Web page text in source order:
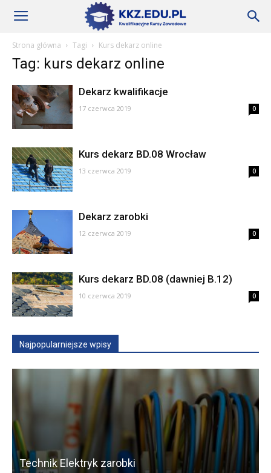
Szkoły
KKZ
Aktualności
Strona główna Tagi Kurs dekarz online
Tag: kurs dekarz online
Dekarz kwalifikacje
17 czerwca 2019 0
Kurs dekarz BD.08 Wrocław
13 czerwca 2019 0
Dekarz zarobki
12 czerwca 2019 0
Kurs dekarz BD.08 (dawniej B.12)
10 czerwca 2019 0
Najpopularniejsze wpisy
Technik Elektryk zarobki